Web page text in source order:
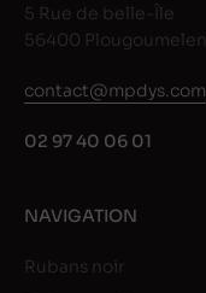
5 Rue de belle-Île
56400 Plougoumelen
contact@mpdys.com
02 97 40 06 01
NAVIGATION
Rubans noir